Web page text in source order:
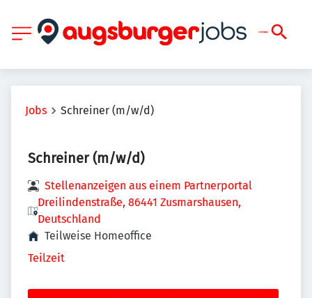
Jobs Schreiner (m/w/d)
Schreiner (m/w/d)
Stellenanzeigen aus einem Partnerportal
Dreilindenstraße, 86441 Zusmarshausen,
Deutschland
Teilweise Homeoffice
Teilzeit